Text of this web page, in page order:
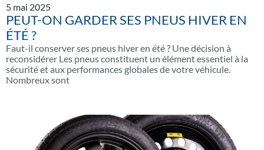
5 mai 2025
PEUT-ON GARDER SES PNEUS HIVER EN
ÉTÉ ?
Faut-il conserver ses pneus hiver en été ? Une décision à
reconsidérer Les pneus constituent un élément essentiel à la
sécurité et aux performances globales de votre véhicule.
Nombreux sont